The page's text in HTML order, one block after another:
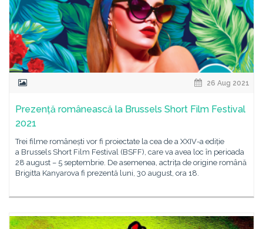
26 Aug 2021
Prezență românească la Brussels Short Film Festival
2021
Trei filme românești vor fi proiectate la cea de a XXIV-a ediție
a Brussels Short Film Festival (BSFF), care va avea loc în perioada
28 august – 5 septembrie. De asemenea, actrița de origine română
Brigitta Kanyarova fi prezentă luni, 30 august, ora 18.